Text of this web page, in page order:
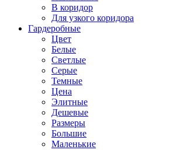
В коридор
Для узкого коридора
Гардеробные
Цвет
Белые
Светлые
Серые
Темные
Цена
Элитные
Дешевые
Размеры
Большие
Маленькие